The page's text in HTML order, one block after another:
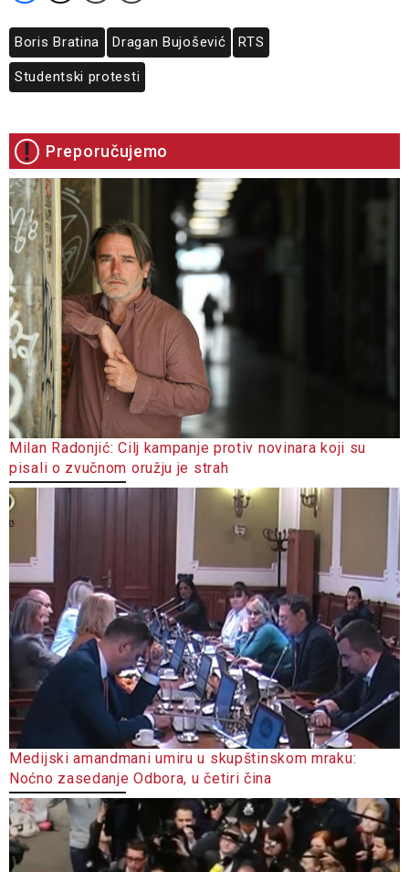
Boris Bratina Dragan Bujošević RTS
Studentski protesti
Preporučujemo
Milan Radonjić: Cilj kampanje protiv novinara koji su
pisali o zvučnom oružju je strah
Medijski amandmani umiru u skupštinskom mraku:
Noćno zasedanje Odbora, u četiri čina